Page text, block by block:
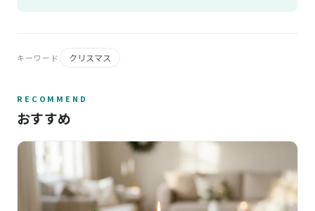
キーワード クリスマス
RECOMMEND
おすすめ